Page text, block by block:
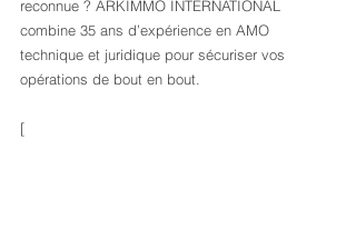
reconnue ? ARKIMMO INTERNATIONAL
combine 35 ans d’expérience en AMO
technique et juridique pour sécuriser vos
opérations de bout en bout.
[